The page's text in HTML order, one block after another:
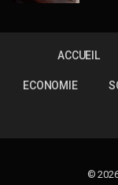
ACCUEIL
ECONOMIE
©